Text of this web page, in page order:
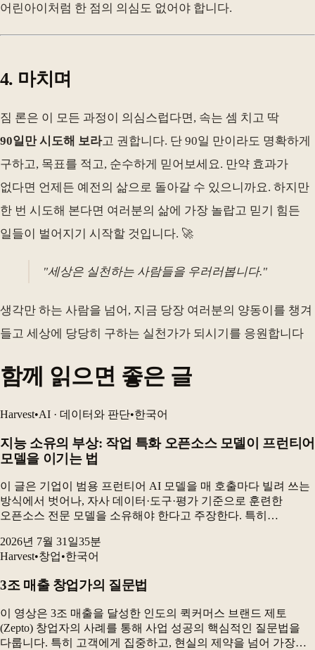
어린아이처럼 한 점의 의심도 없어야 합니다.
4. 마치며
짐 론은 이 모든 과정이 의심스럽다면, 속는 셈 치고 딱
90일만 시도해 보라고 권합니다. 단 90일 만이라도 명확하게
구하고, 목표를 적고, 순수하게 믿어보세요. 만약 효과가
없다면 언제든 예전의 삶으로 돌아갈 수 있으니까요. 하지만
한 번 시도해 본다면 여러분의 삶에 가장 놀랍고 믿기 힘든
일들이 벌어지기 시작할 것입니다. 🚀
"세상은 실천하는 사람들을 우러러봅니다."
생각만 하는 사람을 넘어, 지금 당장 여러분의 양동이를 챙겨
들고 세상에 당당히 구하는 실천가가 되시기를 응원합니다
함께 읽으면 좋은 글
Harvest•AI · 데이터와 판단•한국어
지능 소유의 부상: 작업 특화 오픈소스 모델이 프런티어
모델을 이기는 법
이 글은 기업이 범용 프런티어 AI 모델을 매 호출마다 빌려 쓰는
방식에서 벗어나, 자사 데이터·도구·평가 기준으로 훈련한
오픈소스 전문 모델을 소유해야 한다고 주장한다. 특히
파라미터 오픈소스 모델은 최고 프런티어 구성보다 더...
2026년 7월 31일35분
Harvest•창업•한국어
3조 매출 창업가의 질문법
이 영상은 3조 매출을 달성한 인도의 퀵커머스 브랜드 제토
(Zepto) 창업자의 사례를 통해 사업 성공의 핵심적인 질문법을
다룹니다. 특히 고객에게 집중하고, 현실의 제약을 넘어 가장